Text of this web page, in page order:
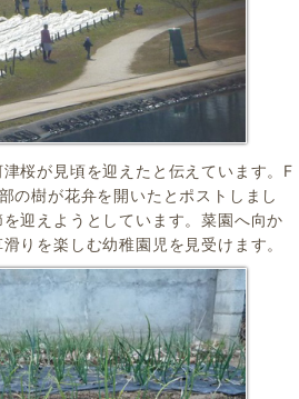
桜が見頃を迎えたと伝えています。F
の樹が花弁を開いたとポストしまし
迎えようとしています。菜園へ向か
りを楽しむ幼稚園児を見受けます。